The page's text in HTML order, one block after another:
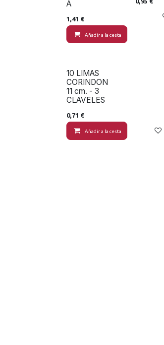
A
1,41 €
Añadir a la cesta
10 LIMAS
CORINDON
11 cm. - 3
CLAVELES
0,71 €
Añadir a la cesta